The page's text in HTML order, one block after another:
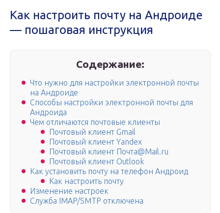
Как настроить почту на Андроиде
— пошаговая инструкция
Содержание:
Что нужно для настройки электронной почты
на Андроиде
Способы настройки электронной почты для
Андроида
Чем отличаются почтовые клиенты
Почтовый клиент Gmail
Почтовый клиент Yandex
Почтовый клиент Почта@Mail.ru
Почтовый клиент Оutlook
Как установить почту на телефон Андроид
Как настроить почту
Изменение настроек
Служба IMAP/SMTP отключена